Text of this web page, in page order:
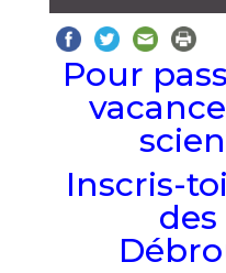
Pour
Inscris-